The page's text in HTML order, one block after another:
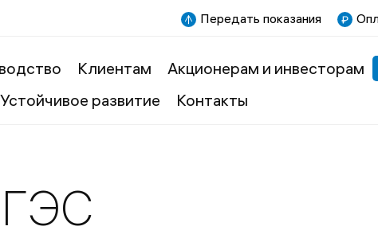
Передать показания
Клиентам Акционерам и инвесторам
Устойчивое развитие Контакты